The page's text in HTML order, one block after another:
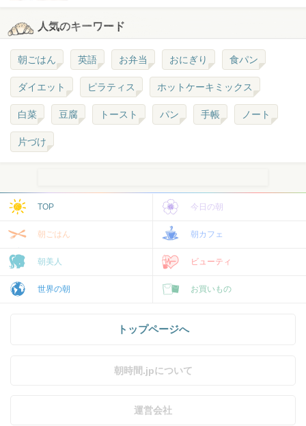
人気のキーワード
朝ごはん 英語 お弁当 おにぎり 食パン
ダイエット ピラティス ホットケーキミックス
白菜 豆腐 トースト パン 手帳 ノート
片づけ
TOP 今日の朝
朝ごはん 朝カフェ
朝美人 ビューティ
世界の朝 お買いもの
トップページへ
朝時間.jpについて
運営会社